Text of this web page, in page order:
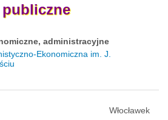
publiczne
administracyjne
Ekonomiczna im. J.
Włocławek